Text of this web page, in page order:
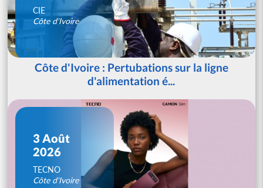
CIE
Côte d'Ivoire
Côte d'Ivoire : Pertubations sur la ligne
d'alimentation é...
3 Août
2026
TECNO
Côte d'Ivoire